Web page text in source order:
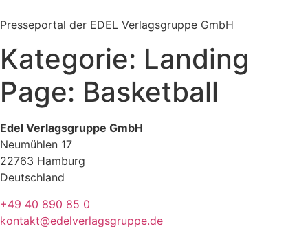
Inhalt
Presseportal der EDEL Verlagsgruppe GmbH
Kategorie: Landing
Page: Basketball
Edel Verlagsgruppe GmbH
Neumühlen 17
22763 Hamburg
Deutschland
+49 40 890 85 0
kontakt@edelverlagsgruppe.de